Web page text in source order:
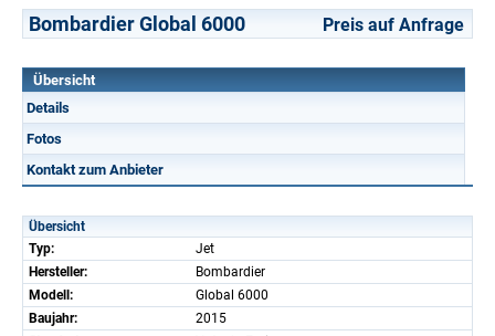
Bombardier Global 6000 Preis auf Anfrage
Übersicht
Details
Fotos
Kontakt zum Anbieter
Übersicht
Typ:
Jet
Hersteller:
Bombardier
Modell:
Global 6000
Baujahr:
2015